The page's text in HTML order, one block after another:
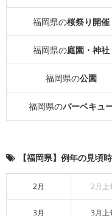
福岡県の桜祭り開催
福岡県の庭園・神社
福岡県の公園
福岡県のバーベキュ
【福岡県】例年の見頃
2月 2月上
3月 3月上